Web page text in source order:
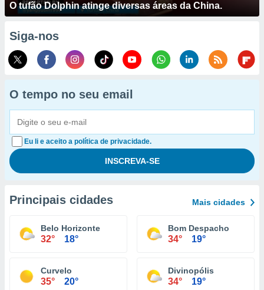
O tufão Dolphin atinge diversas áreas da China.
Siga-nos
O tempo no seu email
Eu li e aceito a política de privacidade.
Principais cidades Mais cidades
Belo Horizonte
32° 18°
Bom Despacho
34° 19°
Curvelo
35° 20°
Divinopólis
34° 19°